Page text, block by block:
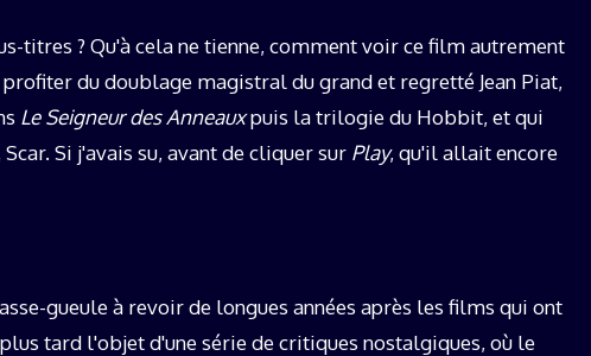
titres ? Qu'à cela ne tienne, comment voir ce film autrement
du doublage magistral du grand et regretté Jean Piat,
Le Seigneur des Anneauxpuis la trilogie du Hobbit, et qui
Si j'avais su, avant de cliquer sur Play, qu'il allait encore
gueule à revoir de longues années après les films qui ont
tard l'objet d'une série de critiques nostalgiques, où le